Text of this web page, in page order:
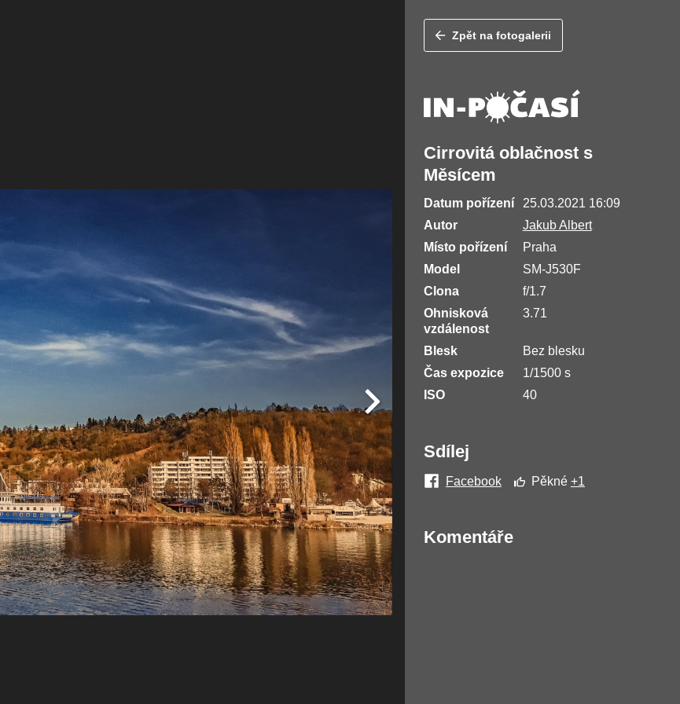
Zpět na fotogalerii
Cirrovitá oblačnost s
Měsícem
Datum pořízení
25.03.2021 16:09
Autor
Jakub Albert
Místo pořízení
Praha
Model
SM-J530F
Clona
f/1.7
Ohnisková
vzdálenost
3.71
Blesk
Bez blesku
Čas expozice
1/1500 s
ISO
40
Sdílej
Facebook Pěkné +1
Komentáře